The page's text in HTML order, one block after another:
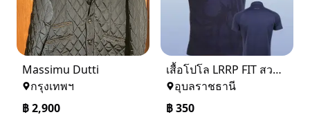
Massimu Dutti
กรุงเทพฯ
฿2,900
เสื้อโปโล LRRP FIT สวมใส่สบาย
อุบลราชธานี
฿350